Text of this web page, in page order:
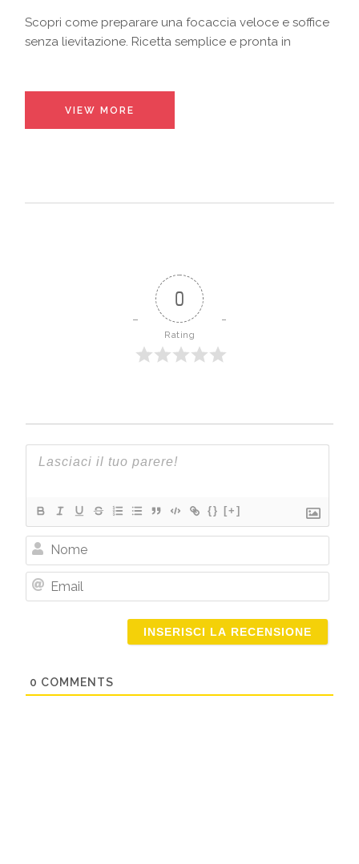
Scopri come preparare una focaccia veloce e soffice
senza lievitazione. Ricetta semplice e pronta in
VIEW MORE
0
Rating
{} [+]
Nome
0 COMMENTS